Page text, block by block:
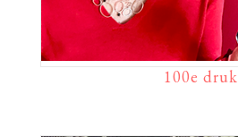
100e druk